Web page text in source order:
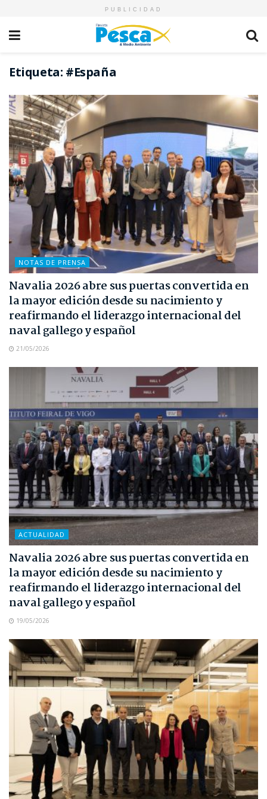
PUBLICIDAD
Etiqueta: #España
NOTAS DE PRENSA
Navalia 2026 abre sus puertas convertida en
la mayor edición desde su nacimiento y
reafirmando el liderazgo internacional del
naval gallego y español
21/05/2026
ACTUALIDAD
Navalia 2026 abre sus puertas convertida en
la mayor edición desde su nacimiento y
reafirmando el liderazgo internacional del
naval gallego y español
19/05/2026